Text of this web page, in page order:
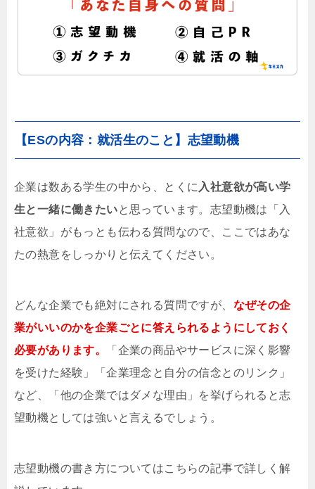
【ESの内容：就活生のこと】志望動機
企業は数ある学生の中から、とくに 入社意欲が高い学
生と一緒に働きたいと思っています。志望動機は「入
社意欲」がもっとも伝わる質問なので、ここではあな
たの熱意をしっかりと伝えてください。
どんな企業でも絶対にされる質問ですが、 なぜその企
業がいいのかを企業ごとに答えられるようにしておく
必要があります。
「企業の商品やサービスに深く影響
を受けた経験」「企業理念と自分の信念とのリンク」
など、「他の企業ではダメな理由」を挙げられると志
望動機としては強いと言えるでしょう。
志望動機の書き方についてはこちらの記事で詳しく解